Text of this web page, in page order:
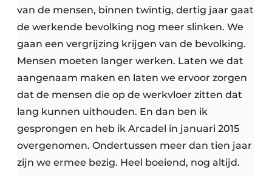
van de mensen, binnen twintig, dertig jaar gaat
de werkende bevolking nog meer slinken. We
gaan een vergrijzing krijgen van de bevolking.
Mensen moeten langer werken. Laten we dat
aangenaam maken en laten we ervoor zorgen
dat de mensen die op de werkvloer zitten dat
lang kunnen uithouden. En dan ben ik
gesprongen en heb ik Arcadel in januari 2015
overgenomen. Ondertussen meer dan tien jaar
zijn we ermee bezig. Heel boeiend, nog altijd.